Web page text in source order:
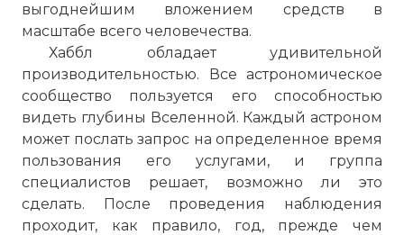
выгоднейшим вложением средств в
масштабе всего человечества.
Хаббл обладает удивительной
производительностью. Все астрономическое
сообщество пользуется его способностью
видеть глубины Вселенной. Каждый астроном
может послать запрос на определенное время
пользования его услугами, и группа
специалистов решает, возможно ли это
сделать. После проведения наблюдения
проходит, как правило, год, прежде чем